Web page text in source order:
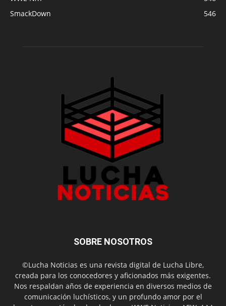
SmackDown
546
SOBRE NOSOTROS
©Lucha Noticias es una revista digital de Lucha Libre,
creada para los conocedores y aficionados más exigentes.
Nos respaldan años de experiencia en diversos medios de
comunicación luchísticos, y un profundo amor por el